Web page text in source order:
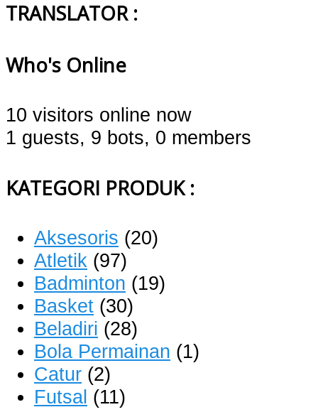
TRANSLATOR :
Who's Online
10 visitors online now
1 guests, 9 bots, 0 members
KATEGORI PRODUK :
Aksesoris (20)
Atletik (97)
Badminton (19)
Basket (30)
Beladiri (28)
Bola Permainan (1)
Catur (2)
Futsal (11)